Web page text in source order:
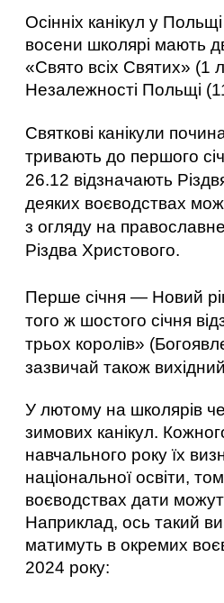
Осінніх канікул у
восени школярі мають
«Свято всіх Святих» (1
Незалежності Польщі
Святкові канікули
тривають до першого
26.12 відзначають
деяких воєводствах
з огляду на
Різдва Христового.
Перше січня — Новий
того ж шостого січня
трьох королів»
зазвичай також
У лютому на школярів
зимових канікул.
навчального року їх
національної освіти,
воєводствах дати
Наприклад, ось такий
матимуть в окремих
2024 року: